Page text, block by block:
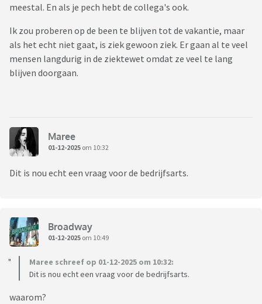
meestal. En als je pech hebt de collega's ook.
Ik zou proberen op de been te blijven tot de vakantie, maar
als het echt niet gaat, is ziek gewoon ziek. Er gaan al te veel
mensen langdurig in de ziektewet omdat ze veel te lang
blijven doorgaan.
Maree
01-12-2025 om 10:32
Dit is nou echt een vraag voor de bedrijfsarts.
Broadway
01-12-2025 om 10:49
Maree schreef op 01-12-2025 om 10:32:
Dit is nou echt een vraag voor de bedrijfsarts.
waarom?